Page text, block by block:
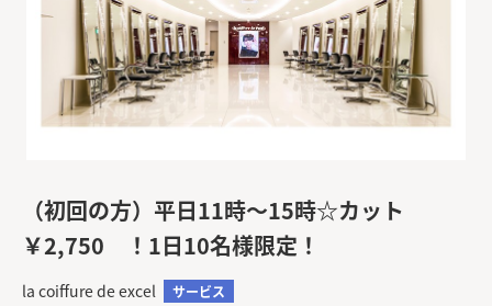
（初回の方）平日11時～15時☆カット
￥2,750 ！1日10名様限定！
la coiffure de excel サービス